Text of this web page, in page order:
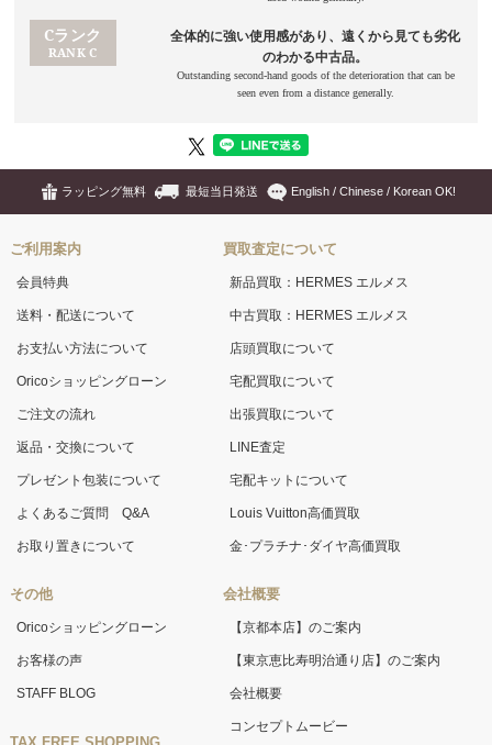
ラッピング無料 最短当日発送 English / Chinese / Korean OK!
ご利用案内
会員特典
送料・配送について
お支払い方法について
Oricoショッピングローン
ご注文の流れ
返品・交換について
プレゼント包装について
よくあるご質問 Q&A
お取り置きについて
その他
Oricoショッピングローン
お客様の声
STAFF BLOG
買取査定について
新品買取：HERMES エルメス
中古買取：HERMES エルメス
店頭買取について
宅配買取について
出張買取について
LINE査定
宅配キットについて
Louis Vuitton高価買取
金･プラチナ･ダイヤ高価買取
会社概要
【京都本店】のご案内
【東京恵比寿明治通り店】のご案内
会社概要
コンセプトムービー